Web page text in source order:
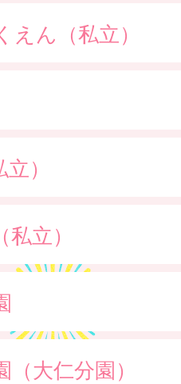
ん（私立）
）
立）
大仁分園）